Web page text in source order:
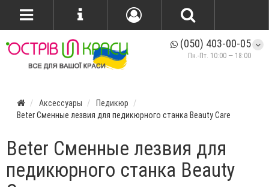
(050) 403-00-05
Пн.-Пт. 10:00 — 18:00
Аксессуары
Педикюр
Beter Сменные лезвия для педикюрного станка Beauty Care
Beter Сменные лезвия для
педикюрного станка Beauty